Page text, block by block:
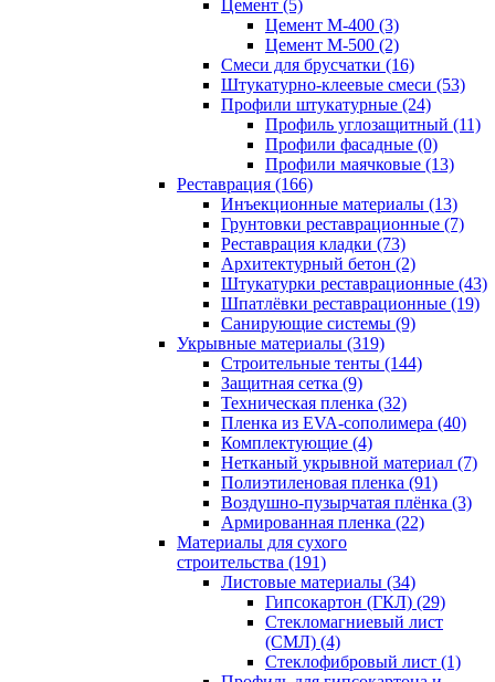
Цемент (5)
Цемент М-400 (3)
Цемент М-500 (2)
Смеси для брусчатки (16)
Штукатурно-клеевые смеси (53)
Профили штукатурные (24)
Профиль углозащитный (11)
Профили фасадные (0)
Профили маячковые (13)
Реставрация (166)
Инъекционные материалы (13)
Грунтовки реставрационные (7)
Реставрация кладки (73)
Архитектурный бетон (2)
Штукатурки реставрационные (43)
Шпатлёвки реставрационные (19)
Санирующие системы (9)
Укрывные материалы (319)
Строительные тенты (144)
Защитная сетка (9)
Техническая пленка (32)
Пленка из EVA-сополимера (40)
Комплектующие (4)
Нетканый укрывной материал (7)
Полиэтиленовая пленка (91)
Воздушно-пузырчатая плёнка (3)
Армированная пленка (22)
Материалы для сухого
строительства (191)
Листовые материалы (34)
Гипсокартон (ГКЛ) (29)
Стекломагниевый лист
(СМЛ) (4)
Cтеклофибровый лист (1)